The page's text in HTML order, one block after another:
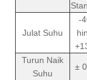
Julat Suhu
-
Turun Naik
Suhu
±